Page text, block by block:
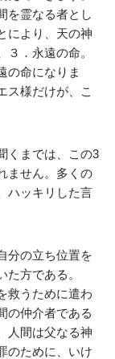
を霊なる者とし
により、天の神
．永遠の命。
の命になりま
ス様だけが、こ
くまでは、この3
ません。多くの
ハッキリした言
分の立ち位置を
方である。
救うために遣わ
の仲介者である
人間は父なる神
のために、いけ